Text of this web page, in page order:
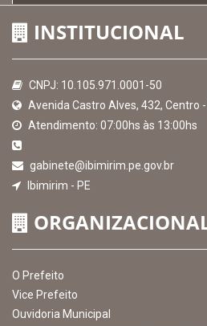
INSTITUCIONAL
CNPJ: 10.105.971.0001-50
Avenida Castro Alves, 432, Centro
Atendimento: 07:00hs às 13:00hs
gabinete@ibimirim.pe.gov.br
Ibimirim - PE
O Prefeito
Vice Prefeito
Ouvidoria Municipal